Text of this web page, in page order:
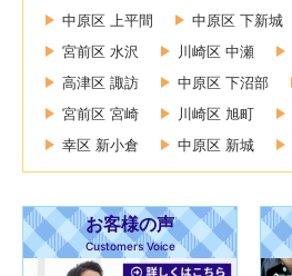
中原区 上平間
中原区 下新城
宮前区 水沢
川崎区 中瀬
高津区 諏訪
中原区 下沼部
宮前区 宮崎
川崎区 旭町
幸区 新小倉
中原区 新城
お客様の声
Customers Voice